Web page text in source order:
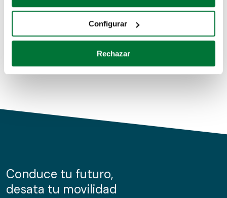
Recopilar información sobre su ubicación geográfica
Identificar su dispositivo analizándolo activamente
para buscar características específicas (huellas
Obtenga más información sobre cómo se procesan sus
de cookies.
información sobre el uso que haga del sitio web con
nuestros partners de redes sociales, publicidad y análisis
Configurar
Rechazar
Coches de km0
Conduce tu futuro,
desata tu movilidad